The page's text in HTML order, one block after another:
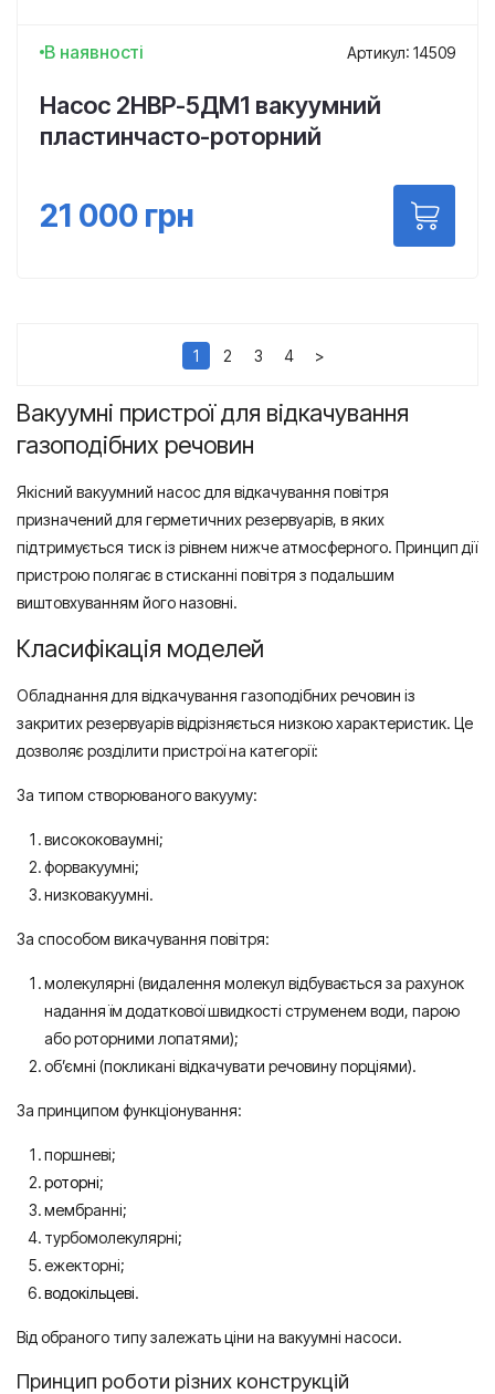
В наявності Артикул: 14509
Насос 2НВР-5ДМ1 вакуумний
пластинчасто-роторний
21 000 грн
1 2 3 4 >
Вакуумні пристрої для відкачування
газоподібних речовин
Якісний вакуумний насос для відкачування повітря
призначений для герметичних резервуарів, в яких
підтримується тиск із рівнем нижче атмосферного. Принцип дії
пристрою полягає в стисканні повітря з подальшим
виштовхуванням його назовні.
Класифікація моделей
Обладнання для відкачування газоподібних речовин із
закритих резервуарів відрізняється низкою характеристик. Це
дозволяє розділити пристрої на категорії:
За типом створюваного вакууму:
висококоваумні;
форвакуумні;
низковакуумні.
За способом викачування повітря:
молекулярні (видалення молекул відбувається за рахунок
надання їм додаткової швидкості струменем води, парою
або роторними лопатями);
об’ємні (покликані відкачувати речовину порціями).
За принципом функціонування:
поршневі;
роторні;
мембранні;
турбомолекулярні;
ежекторні;
водокільцеві.
Від обраного типу залежать ціни на вакуумні насоси.
Принцип роботи різних конструкцій